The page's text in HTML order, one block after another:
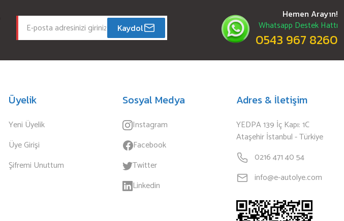
Kaydol
Hemen Arayın!
Whatsapp Destek Hattı
0543 967 8260
Üyelik
Yeni Üyelik
Üye Girişi
Şifremi Unuttum
Sosyal Medya
Instagram
Facebook
Twitter
Linkedin
Adres & İletişim
YEDPA 139 İç Kapı: 1C
Ataşehir İstanbul - Türkiye
0216 471 40 54
info@e-autolye.com